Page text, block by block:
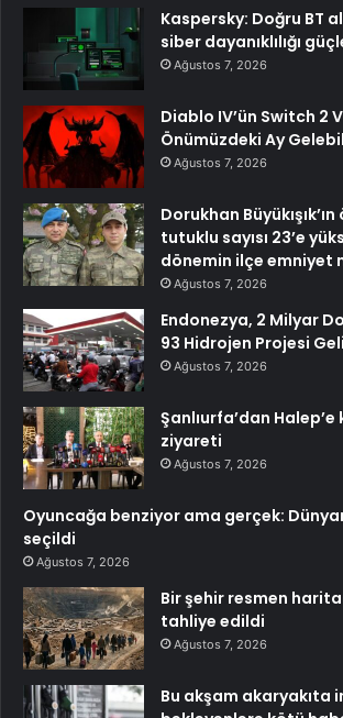
Kaspersky: Doğru BT
siber dayanıklılığı
Ağustos 7, 2026
Diablo IV’ün Switch 2
Önümüzdeki Ay
Ağustos 7, 2026
Dorukhan
tutuklu sayısı 23’e
dönemin ilçe emniyet
Ağustos 7, 2026
Endonezya, 2 Milyar
93 Hidrojen Projesi
Ağustos 7, 2026
Şanlıurfa’dan
ziyareti
Ağustos 7, 2026
Oyuncağa benziyor ama gerçek:
seçildi
Ağustos 7, 2026
Bir şehir resmen
tahliye edildi
Ağustos 7, 2026
Bu akşam akaryakıta